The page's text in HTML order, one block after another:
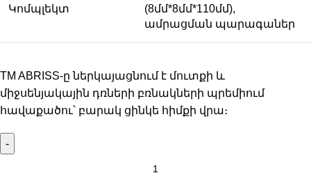
Կոմպլեկտ
(8մմ*8մմ*110մմ),
ամրացման պարագաներ
TM ABRISS-ը ներկայացնում է մուտքի և
միջսենյակային դռների բռնակների պրեմիում
հավաքածու՝ բարակ ցինկե հիմքի վրա։